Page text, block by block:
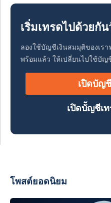
เริ่มเทรดไปด้วยกั
ลองใช้บัญชีเงินสมมุติของเร
พร้อมแล้ว ให้เปลี่ยนไปใช้บัญ
เปิดบัญ
เปิดบััญชีเ
โพสต์ยอดนิยม